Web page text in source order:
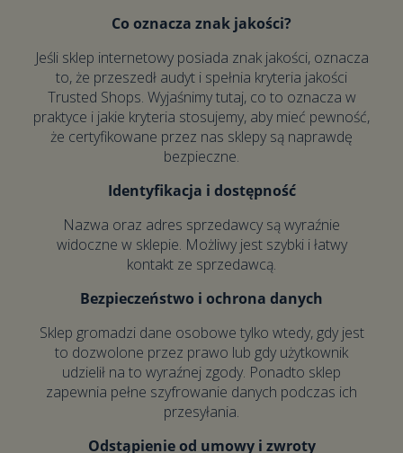
Co oznacza znak jakości?
Jeśli sklep internetowy posiada znak jakości, oznacza
to, że przeszedł audyt i spełnia kryteria jakości
Trusted Shops. Wyjaśnimy tutaj, co to oznacza w
praktyce i jakie kryteria stosujemy, aby mieć pewność,
że certyfikowane przez nas sklepy są naprawdę
bezpieczne.
Identyfikacja i dostępność
Nazwa oraz adres sprzedawcy są wyraźnie
widoczne w sklepie. Możliwy jest szybki i łatwy
kontakt ze sprzedawcą.
Bezpieczeństwo i ochrona danych
Sklep gromadzi dane osobowe tylko wtedy, gdy jest
to dozwolone przez prawo lub gdy użytkownik
udzielił na to wyraźnej zgody. Ponadto sklep
zapewnia pełne szyfrowanie danych podczas ich
przesyłania.
Odstąpienie od umowy i zwroty